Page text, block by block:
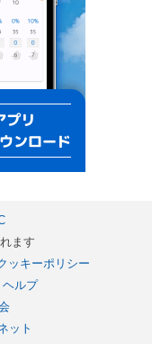
ます
ッキーポリシー
ヘルプ
ット